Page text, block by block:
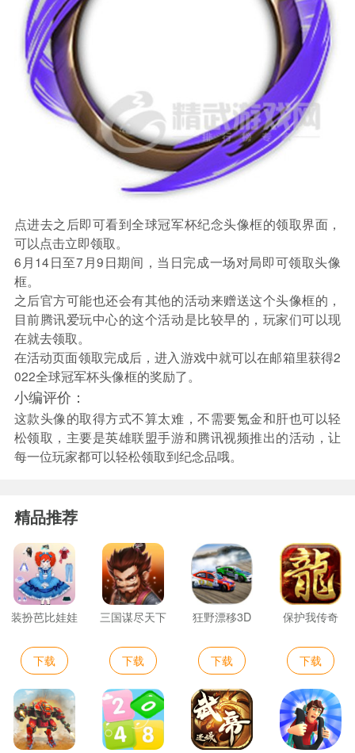
点进去之后即可看到全球冠军杯纪念头像框的领取界面，
可以点击立即领取。
6月14日至7月9日期间，当日完成一场对局即可领取头像
框。
之后官方可能也还会有其他的活动来赠送这个头像框的，
目前腾讯爱玩中心的这个活动是比较早的，玩家们可以现
在就去领取。
在活动页面领取完成后，进入游戏中就可以在邮箱里获得2
022全球冠军杯头像框的奖励了。
小编评价：
这款头像的取得方式不算太难，不需要氪金和肝也可以轻
松领取，主要是英雄联盟手游和腾讯视频推出的活动，让
每一位玩家都可以轻松领取到纪念品哦。
精品推荐
装扮芭比娃娃
下载
三国谋尽天下
下载
狂野漂移3D
下载
保护我传奇
下载